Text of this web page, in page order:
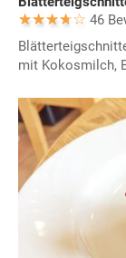
46
mit Kokosmilch,